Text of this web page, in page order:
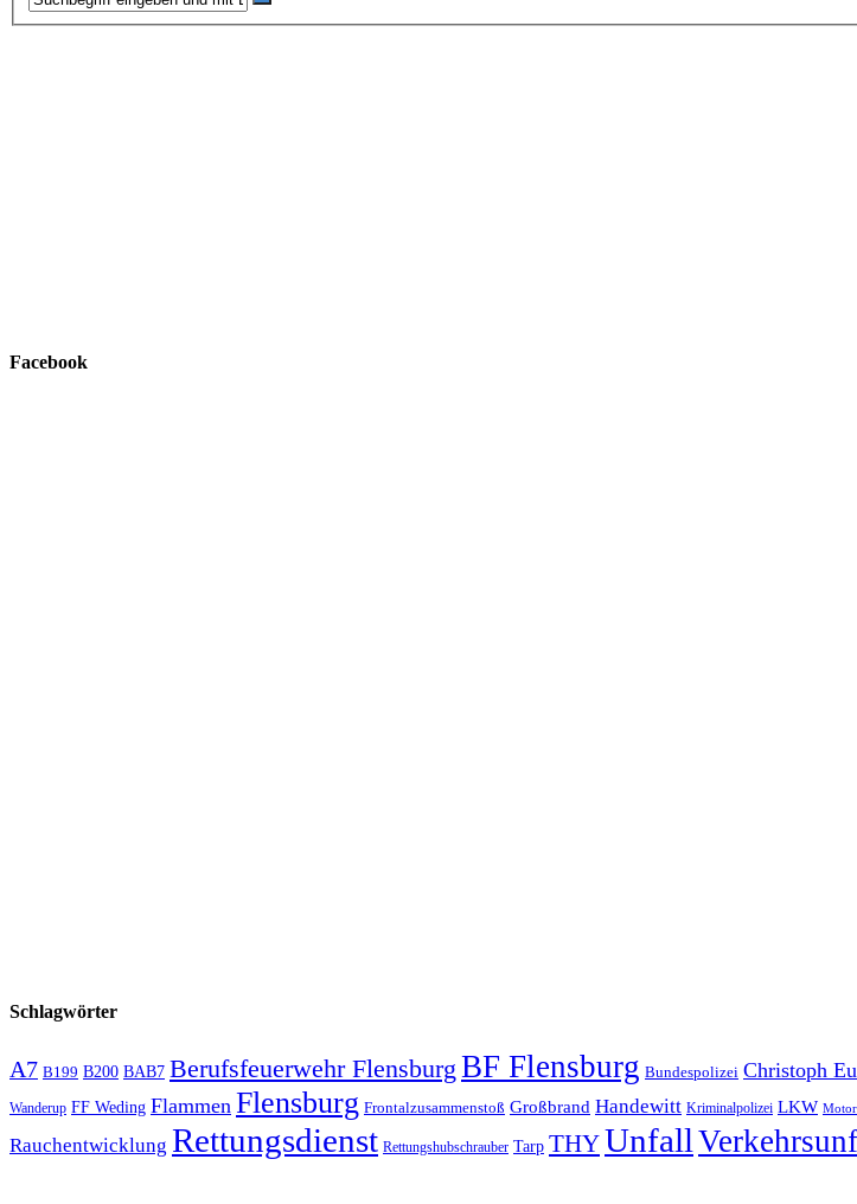
Facebook
Schlagwörter
A7 B199 B200 BAB7 Berufsfeuerwehr Flensburg BF Flensburg Bundespolizei Christoph
Wanderup FF Weding Flammen Flensburg Frontalzusammenstoß Großbrand Handewitt Kriminalpolizei LKW
Rauchentwicklung Rettungsdienst Rettungshubschrauber Tarp THYUnfall